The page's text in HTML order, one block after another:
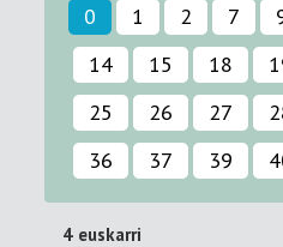
0 1 2 7
14
15 18
25
26 27
36
37 39
4 euskarri